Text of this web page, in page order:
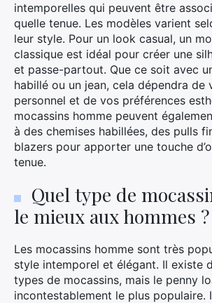
intemporelles qui peuvent être
quelle tenue. Les modèles varient
leur style. Pour un look casual, un
classique est idéal pour créer une
et passe-partout. Que ce soit avec
habillé ou un jean, cela dépendra de
personnel et de vos préférences
mocassins homme peuvent
à des chemises habillées, des pulls
blazers pour apporter une touche
tenue.
Quel type de
le mieux aux hommes ?
Les mocassins homme sont très
style intemporel et élégant. Il existe
types de mocassins, mais le penny
incontestablement le plus populaire.